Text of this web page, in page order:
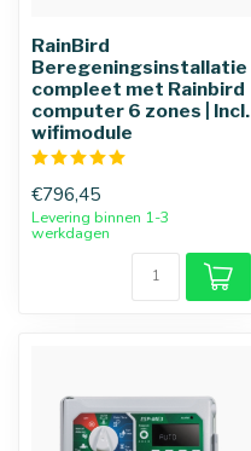
RainBird
Beregeningsinstallatie
compleet met Rainbird
computer 6 zones | Incl.
wifimodule
€796,45
Levering binnen 1-3
werkdagen